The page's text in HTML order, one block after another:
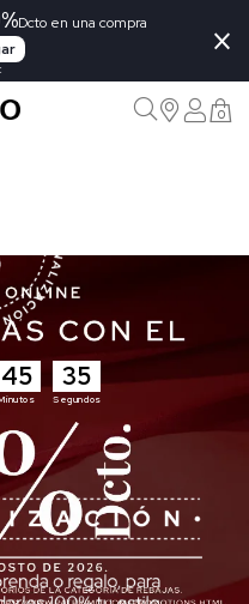
Dcto en una compra
×
0
45 34
Segundos